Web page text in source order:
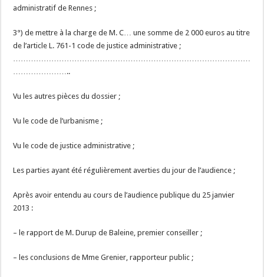
administratif de Rennes ;
3°) de mettre à la charge de M. C… une somme de 2 000 euros au titre
de l’article L. 761-1 code de justice administrative ;
…………………………………………………………………………………
…………………..
Vu les autres pièces du dossier ;
Vu le code de l’urbanisme ;
Vu le code de justice administrative ;
Les parties ayant été régulièrement averties du jour de l’audience ;
Après avoir entendu au cours de l’audience publique du 25 janvier
2013 :
– le rapport de M. Durup de Baleine, premier conseiller ;
– les conclusions de Mme Grenier, rapporteur public ;